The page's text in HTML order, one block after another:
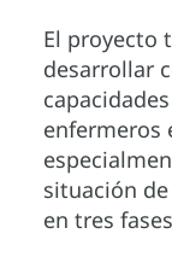
El proyecto
desarrollar
enfermeros
situación
en tres